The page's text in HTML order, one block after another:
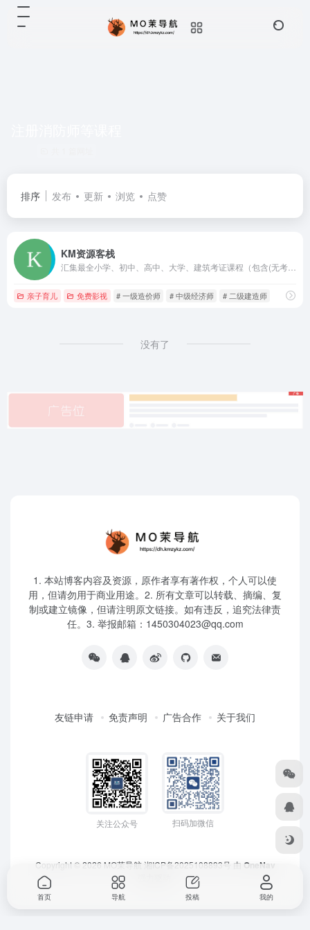
排序 发布 更新 浏览 点赞
KM资源客栈
亲子育儿 免费影视 # 一级造价师 # 中级经济师 # 二级建造师
没有了
1. 本站博客内容及资源，原作者享有著作权，个人可以使
用，但请勿用于商业用途。2. 所有文章可以转载、摘编、复
制或建立镜像，但请注明原文链接。如有违反，追究法律责
任。3. 举报邮箱：1450304023@qq.com
友链申请 免责声明 广告合作 关于我们
关注公众号 扫码加微信
Copyright © 2026 MO茉导航 湘ICP备2025108893号 由 OneNav
首页 导航 投稿 我的